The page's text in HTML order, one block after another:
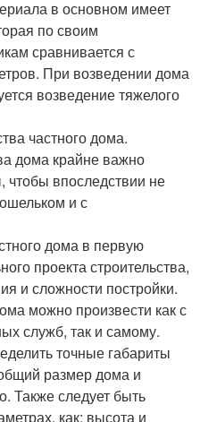
в основном имеет
по своим
сравнивается с
При возведении дома
возведение тяжелого
частного дома.
дома крайне важно
чтобы впоследствии не
и с
дома в первую
проекта строительства,
и сложности постройки.
можно произвести как с
служб, так и самому.
точные габариты
размер дома и
Также следует быть
как: высота и